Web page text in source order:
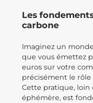
Les
carbone
Imaginez un
que vous émettez
euros sur votre
précisément le
Cette pratique,
éphémère, est